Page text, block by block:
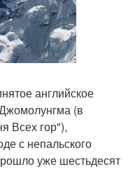
английское
(в
Всех гор"),
с непальского
уже шестьдесят